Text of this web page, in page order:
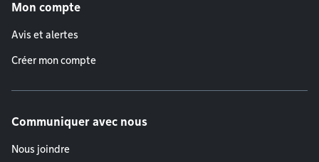
Mon compte
Avis et alertes
Créer mon compte
Communiquer avec nous
Nous joindre